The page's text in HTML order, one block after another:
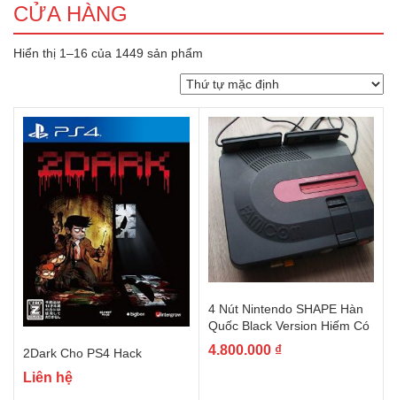
CỬA HÀNG
Hiển thị 1–16 của 1449 sản phẩm
2Dark Cho PS4 Hack
Liên hệ
4 Nút Nintendo SHAPE Hàn
Quốc Black Version Hiếm Có
4.800.000 ₫